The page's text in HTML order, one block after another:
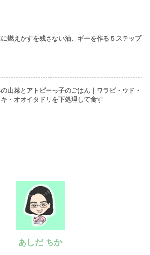
に燃えかすを残さない油、ギーを作る５ステップ
山菜とアトピーっ子のごはん｜ワラビ・ウド・
キ・オオイタドリを下処理して食す
あしだ ちか